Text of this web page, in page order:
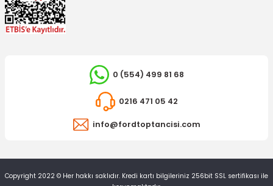
İTHAL ÜRÜN
Silecek Kolu Arka Connect Çift Kapı Sol
0 (554) 499 81 68
0216 471 05 42
info@fordtoptancisi.com
Copyright 2022 © Her hakkı saklıdır. Kredi kartı bilgileriniz 256bit SSL sertifikası ile